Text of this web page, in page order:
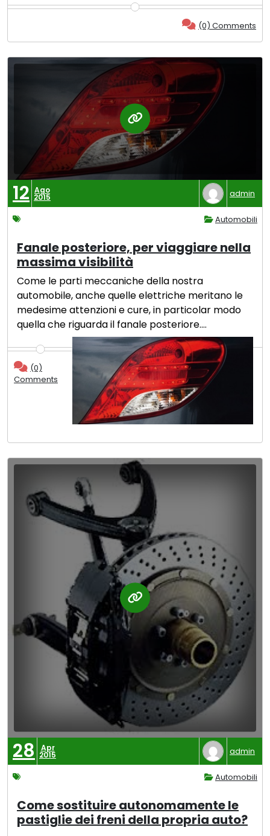
(0) Comments
12 Ago
2015 admin
Automobili
Fanale posteriore, per viaggiare nella
massima visibilità
Come le parti meccaniche della nostra
automobile, anche quelle elettriche meritano le
medesime attenzioni e cure, in particolar modo
quella che riguarda il fanale posteriore.…
(0)
Comments
28 Apr
2015 admin
Automobili
Come sostituire autonomamente le
pastiglie dei freni della propria auto?